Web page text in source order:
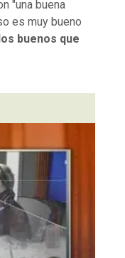
"una buena
es muy bueno
buenos que